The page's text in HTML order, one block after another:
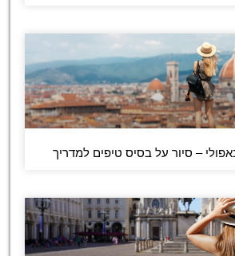
– סיור על בסיס טיפים למדריך